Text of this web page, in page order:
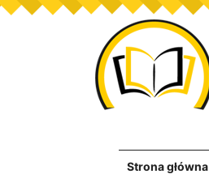
Strona główna